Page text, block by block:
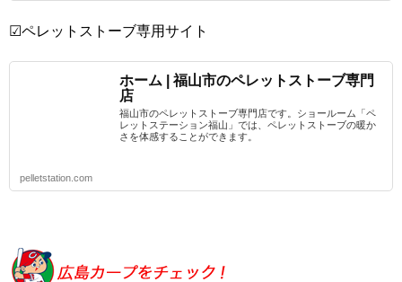
☑ペレットストーブ専用サイト
ホーム | 福山市のペレットストーブ専門
店
福山市のペレットストーブ専門店です。ショールーム「ペ
レットステーション福山」では、ペレットストーブの暖か
さを体感することができます。
pelletstation.com